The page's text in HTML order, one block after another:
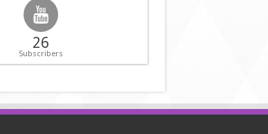
26
Subscribers